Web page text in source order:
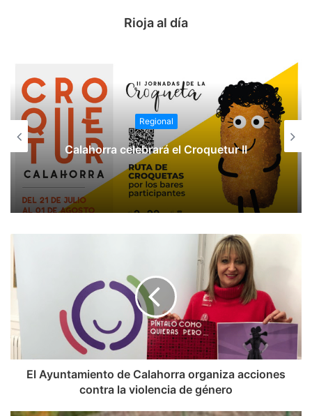
17:00 – CD Pradejón- CD Náxara
TERCERA DIVISIÓN. OTROS EQUIPOS
Sábado, 2 de marzo
16:00 CD Berceo- CD Alberite
16:30 Rápid de Murillo- CD Varea
18:30 CD Yagüe- CP Calasancio
Domingo, 3 de marzo
16:30 CD Anguiano- UD Logroñés “B”
17:00 SD Oyonesa- CD Agoncillo
BALONCESTO
LF2
Sábado, 3 de marz
12:00 Campus Promete- Ciudad de los Adelantados
LEB Plata
Martes, 26 de febrero
Bodegas Rioja Vega- Aceitunas Fragata Morón
Rioja al día
Regional
Calahorra celebrará el Croquetur II
El Ayuntamiento de Calahorra organiza acciones
contra la violencia de género